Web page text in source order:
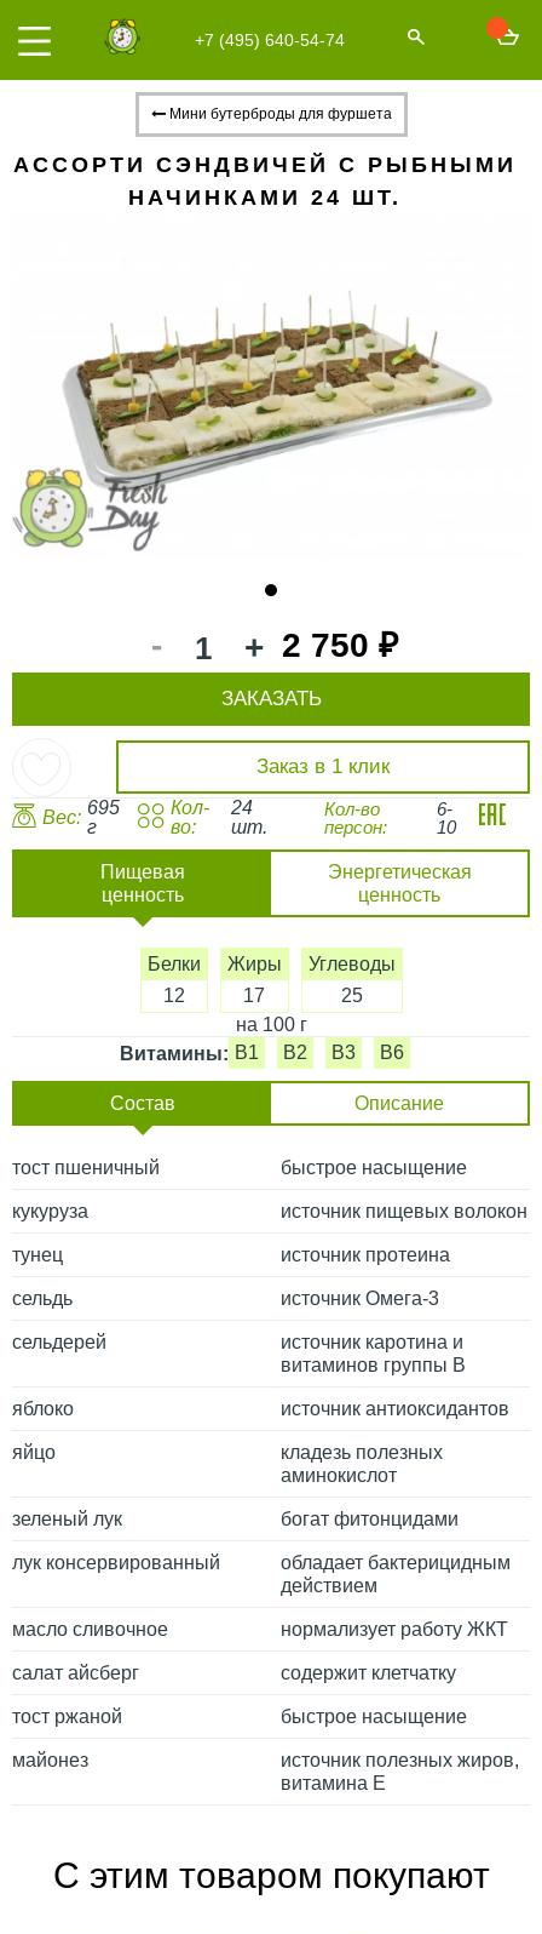
+7 (495) 640-54-74
Мини бутерброды для фуршета
АССОРТИ СЭНДВИЧЕЙ С РЫБНЫМИ
НАЧИНКАМИ 24 ШТ.
- + 2 750 ₽
Заказ в 1 клик
ЗАКАЗАТЬ
Вес: 695
г
Кол-
во:
24
шт.
Кол-во
персон:
6-
10
Пищевая
ценность
Энергетическая
ценность
Белки
12
Жиры
17
Углеводы
25
на 100 г
Витамины: B1 B2 B3 B6
Состав Описание
тост пшеничный быстрое насыщение
кукуруза источник пищевых волокон
тунец источник протеина
сельдь источник Омега-3
сельдерей
источник каротина и
витаминов группы В
яблоко источник антиоксидантов
яйцо
кладезь полезных
аминокислот
зеленый лук богат фитонцидами
лук консервированный
обладает бактерицидным
действием
масло сливочное нормализует работу ЖКТ
салат айсберг содержит клетчатку
тост ржаной быстрое насыщение
майонез
источник полезных жиров,
витамина Е
С этим товаром покупают